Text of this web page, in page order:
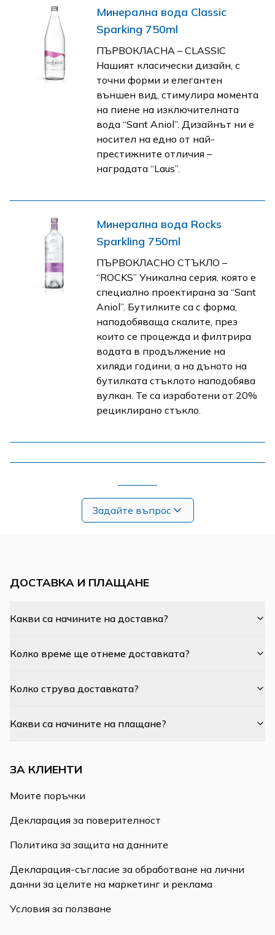
Минерална вода Classic
Sparking 750ml
ПЪРВОКЛАСНА – CLASSIC
Нашият класически дизайн, с
точни форми и eлегантен
външен вид, стимулира момента
на пиене на изключителната
вода “Sant Aniol”. Дизайнът ни е
носител на едно от най-
престижните отличия –
наградата “Laus”.
Минерална вода Rocks
Sparkling 750ml
ПЪРВОКЛАСНО СТЪКЛО –
“ROCKS” Уникална серия, която е
специално проектирана за “Sant
Aniol”. Бутилките са с форма,
наподобяваща скалите, през
които се процежда и филтрира
водата в продължение на
хиляди години, а на дъното на
бутилката стъклото наподобява
вулкан. Те са изработени от 20%
рециклирано стъкло.
Задайте въпрос
ДОСТАВКА И ПЛАЩАНЕ
Какви са начините на доставка?
Колко време ще отнеме доставката?
Колко струва доставката?
Какви са начините на плащане?
ЗА КЛИЕНТИ
Моите поръчки
Декларация за поверителност
Политика за защита на данните
Декларация-съгласие за обработване на лични
данни за целите на маркетинг и реклама
Условия за ползване